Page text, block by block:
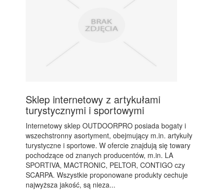
Sklep internetowy z artykułami
turystycznymi i sportowymi
Internetowy sklep OUTDOORPRO posiada bogaty i
wszechstronny asortyment, obejmujący m.in. artykuły
turystyczne i sportowe. W ofercie znajdują się towary
pochodzące od znanych producentów, m.in. LA
SPORTIVA, MACTRONIC, PELTOR, CONTIGO czy
SCARPA. Wszystkie proponowane produkty cechuje
najwyższa jakość, są nieza...